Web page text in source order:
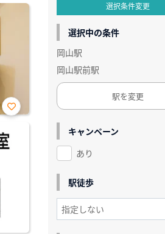
お気
に入
り登
録
選択条件変更
選択中の条件
岡山駅
岡山駅前駅
駅を変更
キャンペーン
あり
駅徒歩